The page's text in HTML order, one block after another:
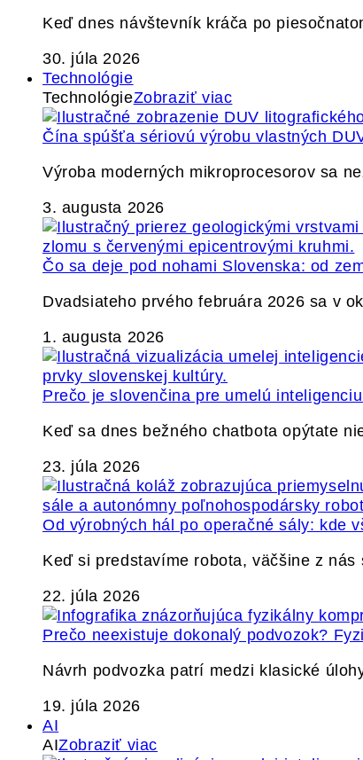
Keď dnes návštevník kráča po
30. júla 2026
Technológie
TechnológieZobraziť viac
Čína spúšťa sériovú výrobu vlastných
Výroba moderných mikroprocesorov sa
3. augusta 2026
Čo sa deje pod nohami Slovenska: od
Dvadsiateho prvého februára 2026 sa v
1. augusta 2026
Prečo je slovenčina pre umelú
Keď sa dnes bežného chatbota opýtate
23. júla 2026
Od výrobných hál po operačné sály: kde
Keď si predstavíme robota, väčšine z
22. júla 2026
Prečo neexistuje dokonalý podvozok?
Návrh podvozka patrí medzi klasické
19. júla 2026
AI
AIZobraziť viac